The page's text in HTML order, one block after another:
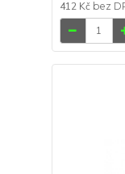
412 Kč bez